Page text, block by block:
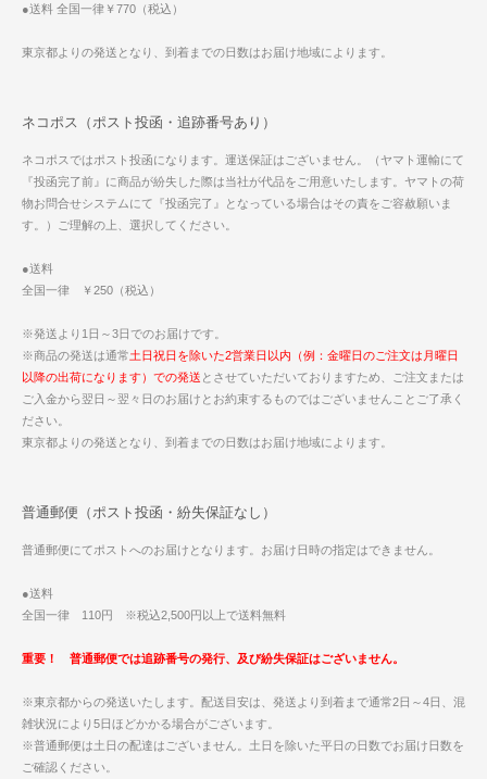
●送料 全国一律￥770（税込）
東京都よりの発送となり、到着までの日数はお届け地域によります。
ネコポス（ポスト投函・追跡番号あり）
ネコポスではポスト投函になります。運送保証はございません。（ヤマト運輸にて
『投函完了前』に商品が紛失した際は当社が代品をご用意いたします。ヤマトの荷
物お問合せシステムにて『投函完了』となっている場合はその責をご容赦願いま
す。）ご理解の上、選択してください。
●送料
全国一律 ￥250（税込）
※発送より1日～3日でのお届けです。
※商品の発送は通常土日祝日を除いた2営業日以内（例：金曜日のご注文は月曜日
以降の出荷になります）での発送 とさせていただいておりますため、ご注文または
ご入金から翌日～翌々日のお届けとお約束するものではございませんことご了承く
ださい。
東京都よりの発送となり、到着までの日数はお届け地域によります。
普通郵便（ポスト投函・紛失保証なし）
普通郵便にてポストへのお届けとなります。お届け日時の指定はできません。
●送料
全国一律 110円 ※税込2,500円以上で送料無料
重要！ 普通郵便では追跡番号の発行、及び紛失保証はございません。
※東京都からの発送いたします。配送目安は、発送より到着まで通常2日～4日、混
雑状況により5日ほどかかる場合がございます。
※普通郵便は土日の配達はございません。土日を除いた平日の日数でお届け日数を
ご確認ください。